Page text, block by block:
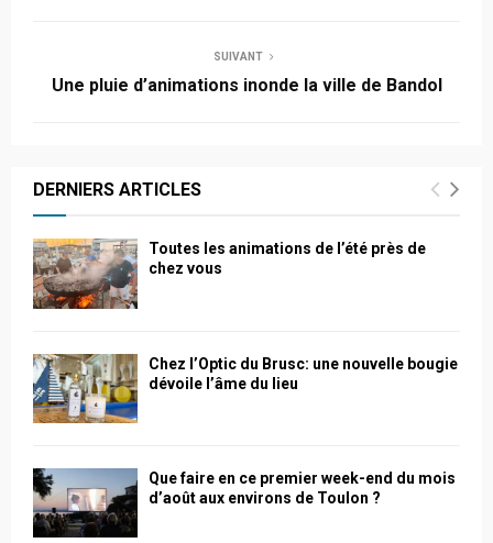
SUIVANT
Une pluie d’animations inonde la ville de Bandol
DERNIERS ARTICLES
Toutes les animations de l’été près de
chez vous
Chez l’Optic du Brusc: une nouvelle bougie
dévoile l’âme du lieu
Que faire en ce premier week-end du mois
d’août aux environs de Toulon ?